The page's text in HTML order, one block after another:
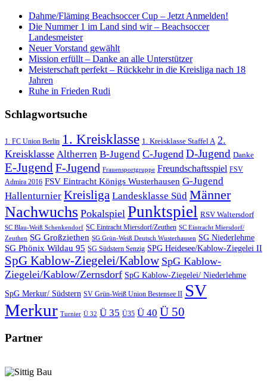
Dahme/Fläming Beachsoccer Cup – Jetzt Anmelden!
Die Nummer 1 im Land sind wir – Beachsoccer
Landesmeister
Neuer Vorstand gewählt
Mission erfüllt – Danke an alle Unterstützer
Meisterschaft perfekt – Rückkehr in die Kreisliga nach 18
Jahren
Ruhe in Frieden Rudi
Schlagwortsuche
1. FC Union Berlin 1. Kreisklasse 1. Kreisklasse Staffel A 2.
Kreisklasse Altherren B-Jugend C-Jugend D-Jugend Danke
E-JugendF-Jugend Frauensportgruppe Freundschaftsspiel FSV
Admira 2016 FSV Eintracht Königs Wusterhausen G-Jugend
Hallenturnier Kreisliga Landesklasse Süd Männer
Nachwuchs Pokalspiel Punktspiel RSV Waltersdorf
SC Blau-Weiß Schenkendorf SC Eintracht Miersdorf/Zeuthen SC Eintracht Miersdorf/
Zeuthen SG Großziethen SG Grün-Weiß Deutsch Wusterhausen SG Niederlehme
SG Phönix Wildau 95 SG Südstern Senzig SPG Heidesee/Kablow-Ziegelei II
SpG Kablow-Ziegelei/Kablow SpG Kablow-
Ziegelei/Kablow/Zernsdorf SpG Kablow-Ziegelei/ Niederlehme
SpG Merkur/ Südstern SV Grün-Weiß Union Bestensee II SV
Merkur Turnier Ü 32 Ü 35 Ü35 Ü 40 Ü 50
Partner